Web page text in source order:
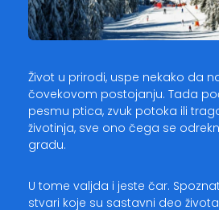
Život u prirodi, uspe nekako da
čovekovom postojanju. Tada
pesmu ptica, zvuk potoka ili
životinja, sve ono čega se
gradu.
U tome valjda i jeste čar.
stvari koje su sastavni deo